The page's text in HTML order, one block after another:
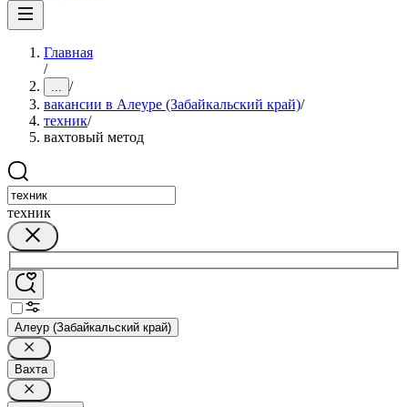
Главная
/
... /
вакансии в Алеуре (Забайкальский край)/
техник/
вахтовый метод
техник
Алеур (Забайкальский край)
Вахта